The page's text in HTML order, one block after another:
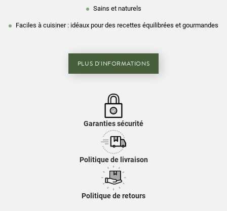
Sains et naturels
Faciles à cuisiner : idéaux pour des recettes équilibrées et gourmandes
PLUS D'INFORMATIONS
Garanties sécurité
Politique de livraison
Politique de retours